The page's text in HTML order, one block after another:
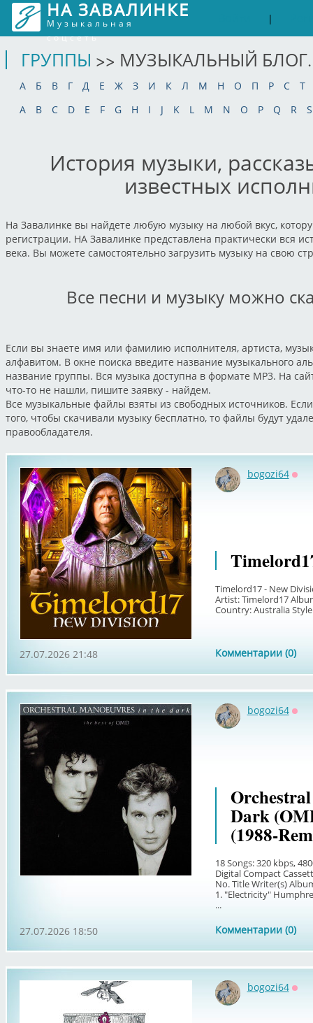
НА ЗАВАЛИНКЕ
Музыкальная
соцсеть
|
ГРУППЫ >> МУЗЫКАЛЬНЫЙ
А Б В Г Д Е Ж З И К Л М Н О П Р С
Т
A
B C D E F G H I J K L M N O P Q R S
История музыки,
известных
На Завалинке вы найдете любую музыку на любой вкус,
регистрации. НА Завалинке представлена практически вся
века. Вы можете самостоятельно загрузить музыку на свою
Все песни и музыку можно
Если вы знаете имя или фамилию исполнителя, артиста,
алфавитом. В окне поиска введите название музыкального
название группы. Вся музыка доступна в формате MP3. На
что-то не нашли, пишите заявку - найдем.
Все музыкальные файлы взяты из свободных источников.
того, чтобы скачивали музыку бесплатно, то файлы будут
правообладателя.
bogozi64
Timelord17 - New
Artist: Timelord17
Country: Australia
Комментарии (0)
27.07.2026 21:48
bogozi64
Dark
(1988-
18 Songs: 320 kbps,
Digital Compact
No. Title Writer(s)
1. "Electricity"
...
Комментарии (0)
27.07.2026 18:50
bogozi64